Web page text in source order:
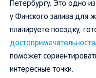
Петербургу. Это одно
у Финского залива для
планируете поездку,
поможет
интересные точки.